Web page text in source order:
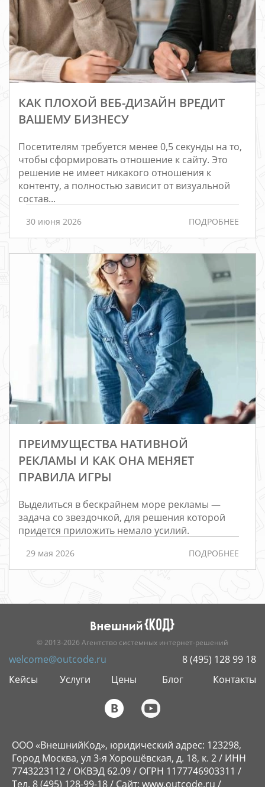
КАК ПЛОХОЙ ВЕБ-ДИЗАЙН ВРЕДИТ
ВАШЕМУ БИЗНЕСУ
Посетителям требуется менее 0,5 секунды на то,
чтобы сформировать отношение к сайту. Это
решение не имеет никакого отношения к
контенту, а полностью зависит от визуальной
состав...
30 июня 2026 ПОДРОБНЕЕ
ПРЕИМУЩЕСТВА НАТИВНОЙ
РЕКЛАМЫ И КАК ОНА МЕНЯЕТ
ПРАВИЛА ИГРЫ
Выделиться в бескрайнем море рекламы —
задача со звездочкой, для решения которой
придется приложить немало усилий.
29 мая 2026 ПОДРОБНЕЕ
РАЗРАБОТКА
Редизайн
Порталы
Интернет-
магазины
© 2013-2026 Агентство системных интернет-решений
welcome@outcode.ru
8 (495) 128 99 18
Кейсы
Услуги Цены Блог Контакты
ООО «ВнешнийКод», юридический адрес: 123298,
Город Москва, ул 3-я Хорошёвская, д. 18, к. 2 / ИНН
7743223112 / ОКВЭД 62.09 / ОГРН 1177746903311 /
Тел. 8 (495) 128-99-18 / Сайт: www.outcode.ru /